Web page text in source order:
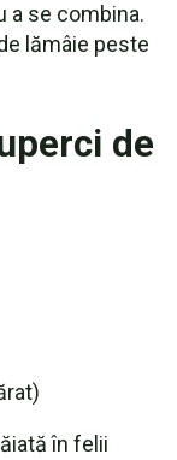
a se combina.
lămâie peste
de
în felii